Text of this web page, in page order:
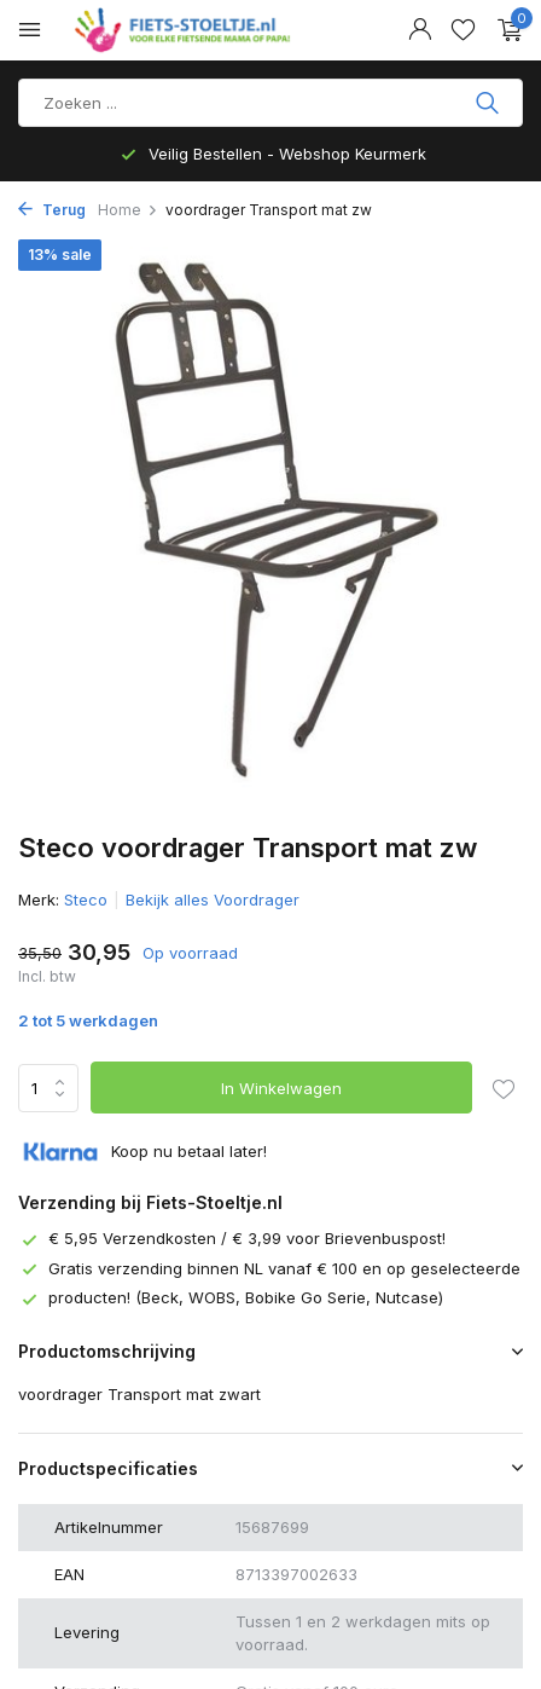
0
Veilig Bestellen - Webshop Keurmerk
Terug Home voordrager Transport mat zw
Steco voordrager Transport mat zw
13% sale
Merk: Steco Bekijk alles Voordrager
35,50 30,95 Op voorraad
Incl. btw
2 tot 5 werkdagen
In Winkelwagen
Koop nu betaal later!
Verzending bij Fiets-Stoeltje.nl
€ 5,95 Verzendkosten / € 3,99 voor Brievenbuspost!
Gratis verzending binnen NL vanaf € 100 en op geselecteerde
producten! (Beck, WOBS, Bobike Go Serie, Nutcase)
Productomschrijving
voordrager Transport mat zwart
Productspecificaties
Artikelnummer 15687699
EAN 8713397002633
Levering
Tussen 1 en 2 werkdagen mits op
voorraad.